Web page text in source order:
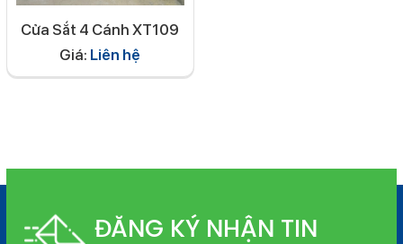
Cửa Sắt 4 Cánh XT109
Giá: Liên hệ
ĐĂNG KÝ NHẬN TIN